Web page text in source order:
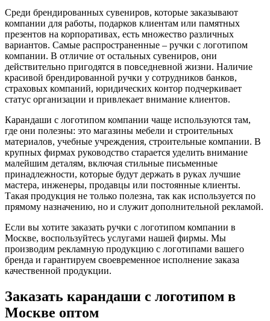
Среди брендированных сувениров, которые заказывают
компании для работы, подарков клиентам или памятных
презентов на корпоративах, есть множество различных
вариантов. Самые распространенные – ручки с логотипом
компании. В отличие от остальных сувениров, они
действительно пригодятся в повседневной жизни. Наличие
красивой брендированной ручки у сотрудников банков,
страховых компаний, юридических контор подчеркивает
статус организации и привлекает внимание клиентов.
Карандаши с логотипом компании чаще используются там,
где они полезны: это магазины мебели и строительных
материалов, учебные учреждения, строительные компании. В
крупных фирмах руководство старается уделить внимание
малейшим деталям, включая стильные письменные
принадлежности, которые будут держать в руках лучшие
мастера, инженеры, продавцы или постоянные клиенты.
Такая продукция не только полезна, так как используется по
прямому назначению, но и служит дополнительной рекламой.
Если вы хотите заказать ручки с логотипом компании в
Москве, воспользуйтесь услугами нашей фирмы. Мы
производим рекламную продукцию с логотипами вашего
бренда и гарантируем своевременное исполнение заказа
качественной продукции.
Заказать карандаши с логотипом в
Москве оптом